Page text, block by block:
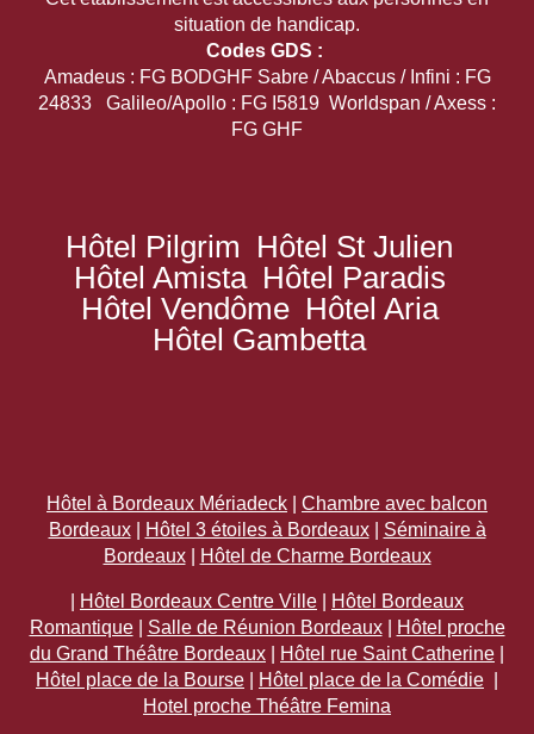
situation de handicap.
Codes GDS :
Amadeus : FG BODGHF Sabre / Abaccus / Infini : FG
24833 Galileo/Apollo : FG I5819 Worldspan / Axess :
FG GHF
Hôtel Pilgrim
Hôtel St Julien
Hôtel Amista Hôtel Paradis
Hôtel Vendôme Hôtel Aria
Hôtel Gambetta
Hôtel à Bordeaux Mériadeck
Chambre avec balcon
Bordeaux| Hôtel 3 étoiles à Bordeaux| Séminaire à
Bordeaux| Hôtel de Charme Bordeaux
Hôtel Bordeaux Centre Ville
Hôtel Bordeaux
Romantique| Salle de Réunion Bordeaux|
Hôtel proche
du Grand Théâtre Bordeaux
Hôtel rue Saint Catherine
Hôtel place de la Bourse
Hôtel place de la Comédie
Hotel proche Théâtre Femina